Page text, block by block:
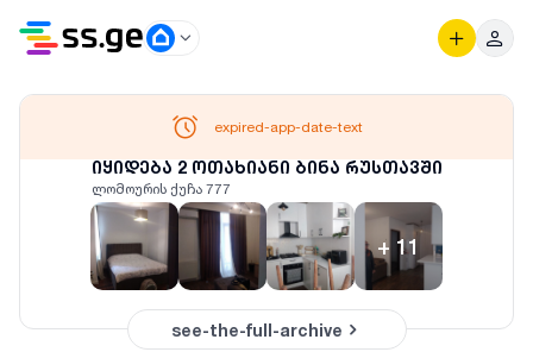
იყიდება 2 ოთახიანი ბინა რუსთავში
ლომოურის ქუჩა 777
+ 11
expired-app-date-text
see-the-full-archive